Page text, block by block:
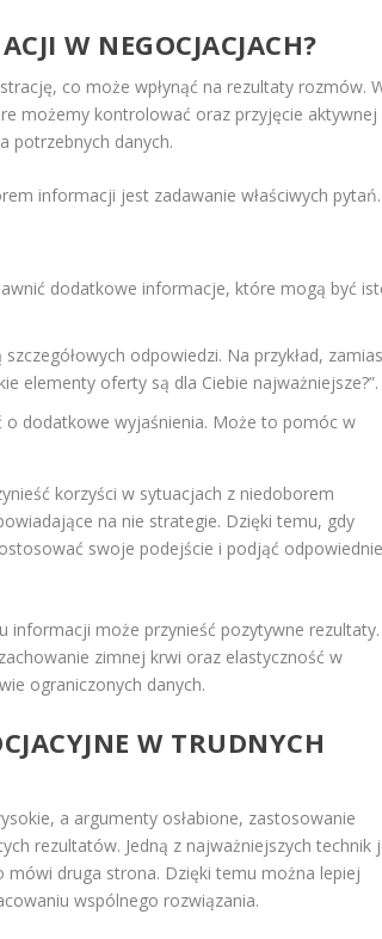
W NEGOCJACJACH?
co może wpłynąć na rezultaty rozmów.
możemy kontrolować oraz przyjęcie aktywnej
potrzebnych danych.
informacji jest zadawanie właściwych
dodatkowe informacje, które mogą być
odpowiedzi. Na przykład,
elementy oferty są dla Ciebie najważniejsze?”.
o dodatkowe wyjaśnienia. Może to pomóc w
korzyści w sytuacjach z niedoborem
na nie strategie. Dzięki temu, gdy
swoje podejście i podjąć odpowiednie
może przynieść pozytywne rezultaty.
zimnej krwi oraz elastyczność w
ograniczonych danych.
W TRUDNYCH
a argumenty osłabione, zastosowanie
rezultatów. Jedną z najważniejszych technik
druga strona. Dzięki temu można lepiej
wspólnego rozwiązania.